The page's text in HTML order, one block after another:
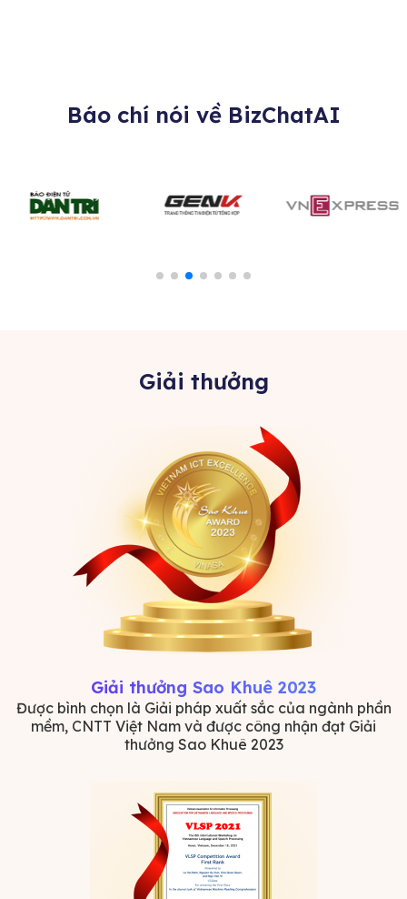
Báo chí nói về BizChatAI
Giải thưởng
Giải thưởng Sao Khuê 2023
Được bình chọn là Giải pháp xuất sắc của ngành phần
mềm, CNTT Việt Nam và được công nhận đạt Giải
thưởng Sao Khuê 2023